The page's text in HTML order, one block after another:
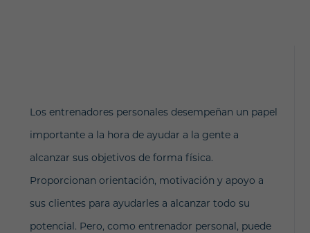
Los entrenadores personales desempeñan un papel
importante a la hora de ayudar a la gente a
alcanzar sus objetivos de forma física.
Proporcionan orientación, motivación y apoyo a
sus clientes para ayudarles a alcanzar todo su
potencial. Pero, como entrenador personal, puede